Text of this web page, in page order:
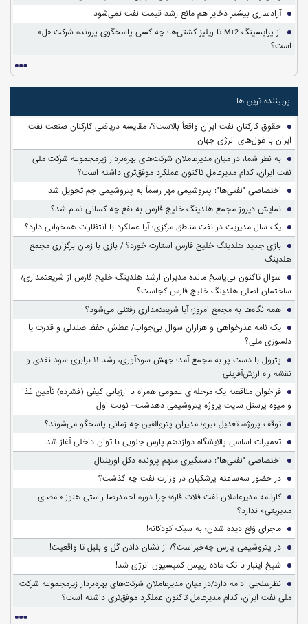
آزادسازی بیشتر ذخایر هم مانع رشد قیمت نفت نمی‌شود
از پرایسینگ M+2 تا ریلیز کشتی‌ها؛ چه کسی پاسخگوی پرونده شرکت «ل»
است؟
پربیننده ترین ها
حقوق کارکنان نفت ایران واقعاً بالاست؟/ مقایسه دریافتی کارکنان صنعت نفت
ایران با غول‌های انرژی جهان
به نظر شما، در میان مدیرعاملان شرکت‌های بهره‌بردار زیرمجموعه شرکت ملی
نفت ایران، کدام مدیرعامل تاکنون عملکرد موفق‌تری داشته است؟
اختصاصی "نفتی‌ها": پتروشیمی مهر رسماً به پتروشیمی جم تحویل شد
نمایش دیروز مجمع هلدینگ خلیج فارس به نفع چه کسانی تمام شد؟
یک سال مدیریت در نفت مناطق مرکزی؛ آیا عملکرد با انتظارات همخوانی دارد؟
بازی جدید هلدینگ خلیج فارس استارت خورد؟ / بازی با زمان برگزاری مجمع
هلدینگ
سوالِ تاکنون بی‌پاسخ مانده مدیران ارشد هلدینگ خلیج فارس از شریعتمداری/
ساختمان اصلی هلدینگ خلیج فارس کجاست؟
همه نگاه‌ها به مجمع امروز؛ آیا شریعتمداری رفتنی می‌شود؟
یک نامه عذرخواهی و هزاران سوال بی‌جواب/ عطش حفظ صندلی و قدرت یا
دلسوزی ملی؟
پترول با دست پر به مجمع آمد؛ جهش سودآوری، رشد ۱۱ برابری سود نقدی و
نقشه راه ارزش‌آفرینی
فراخوان مناقصه یک مرحله‌ای عمومی همراه با ارزیابی کیفی (فشرده) تأمین غذا
و میوه پرسنل سایت پروژه پتروشیمی دهدشت– نوبت اول
توقف پروژه، تعدیل نیرو؛ مدیران پتروالفین چه زمانی پاسخگو می‌شوند؟
تعمیرات اساسی پالایشگاه دوازدهم پارس جنوبی با توان داخلی آغاز شد
اختصاصی "نفتی‌ها": دستگیری متهم پرونده دکل اورینتال
در حضور سه‌ساعته پزشکیان در وزارت نفت چه گذشت؟
کارنامه مدیرعاملان نفت فلات قاره؛ چرا دوره احمدرضا راستی هنوز «امضای
مدیریتی» ندارد؟
ماجرای وَلع دیده شدن؛ به سبک کودکانه!
در پتروشیمی پارس چه‌خبراست؟/ از نشان دادن گل و بلبل تا واقعیت!
شیخ اینبار با تک ماده رییس کمیسیون انرژی شد!
نظرسنجی ادامه دارد/در میان مدیرعاملان شرکت‌های بهره‌بردار زیرمجموعه شرکت
ملی نفت ایران، کدام مدیرعامل تاکنون عملکرد موفق‌تری داشته است؟